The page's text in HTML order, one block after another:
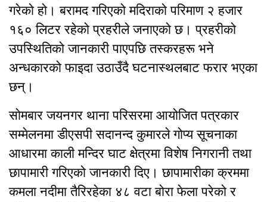
गरेको हो। बरामद गरिएको मदिराको परिमाण २ हजार
१६० लिटर रहेको प्रहरीले जनाएको छ। प्रहरीको
उपस्थितिको जानकारी पाएपछि तस्करहरू भने
अन्धकारको फाइदा उठाउँदै घटनास्थलबाट फरार भएका
छन्।
सोमबार जयनगर थाना परिसरमा आयोजित पत्रकार
सम्मेलनमा डीएसपी सदानन्द कुमारले गोप्य सूचनाका
आधारमा काली मन्दिर घाट क्षेत्रमा विशेष निगरानी तथा
छापामारी गरिएको जानकारी दिए। छापामारीका क्रममा
कमला नदीमा तैरिरहेका ४८ वटा बोरा फेला परेको र